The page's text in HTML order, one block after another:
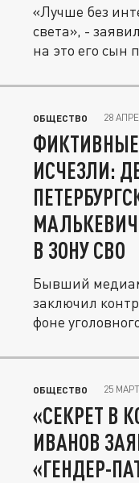
«Лучше без
света», -
на это его сын
ОБЩЕСТВО 28
ИСЧЕЗЛИ:
В ЗОНУ СВО
Бывший
заключил
фоне
ОБЩЕСТВО 25
«СЕКРЕТ В
ИВАНОВ
«ГЕНДЕР-